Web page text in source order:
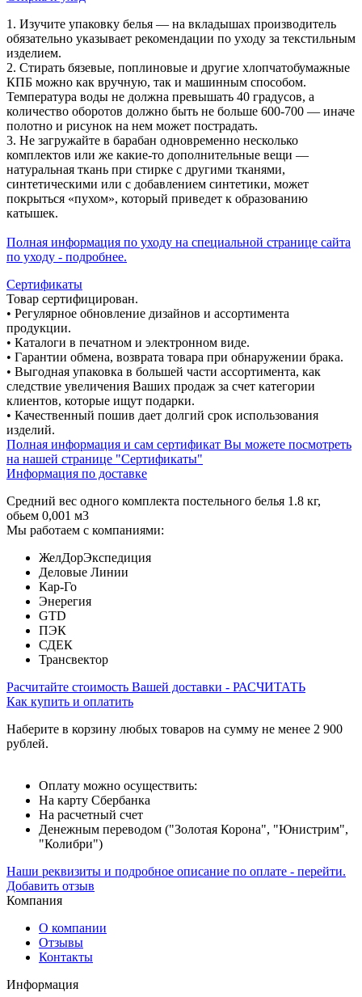
1. Изучите упаковку белья — на вкладышах производитель
обязательно указывает рекомендации по уходу за текстильным
изделием.
2. Стирать бязевые, поплиновые и другие хлопчатобумажные
КПБ можно как вручную, так и машинным способом.
Температура воды не должна превышать 40 градусов, а
количество оборотов должно быть не больше 600-700 — иначе
полотно и рисунок на нем может пострадать.
3. Не загружайте в барабан одновременно несколько
комплектов или же какие-то дополнительные вещи —
натуральная ткань при стирке с другими тканями,
синтетическими или с добавлением синтетики, может
покрыться «пухом», который приведет к образованию
катышек.
Полная информация по уходу на специальной странице сайта
по уходу - подробнее.
Сертификаты
Товар сертифицирован.
• Регулярное обновление дизайнов и ассортимента
продукции.
• Каталоги в печатном и электронном виде.
• Гарантии обмена, возврата товара при обнаружении брака.
• Выгодная упаковка в большей части ассортимента, как
следствие увеличения Ваших продаж за счет категории
клиентов, которые ищут подарки.
• Качественный пошив дает долгий срок использования
изделий.
Полная информация и сам сертификат Вы можете посмотреть
на нашей странице "Сертификаты"
Информация по доставке
Средний вес одного комплекта постельного белья 1.8 кг,
обьем 0,001 м3
Мы работаем с компаниями:
ЖелДорЭкспедиция
Деловые Линии
Кар-Го
Энерегия
GTD
ПЭК
СДЕК
Трансвектор
Расчитайте стоимость Вашей доставки - РАСЧИТАТЬ
Как купить и оплатить
Наберите в корзину любых товаров на сумму не менее 2 900
рублей.
Оплату можно осуществить:
На карту Сбербанка
На расчетный счет
Денежным переводом ("Золотая Корона", "Юнистрим",
"Колибри")
Наши реквизиты и подробное описание по оплате - перейти.
Добавить отзыв
Компания
О компании
Отзывы
Контакты
Информация